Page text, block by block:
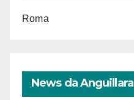
Roma
News da Anguillara